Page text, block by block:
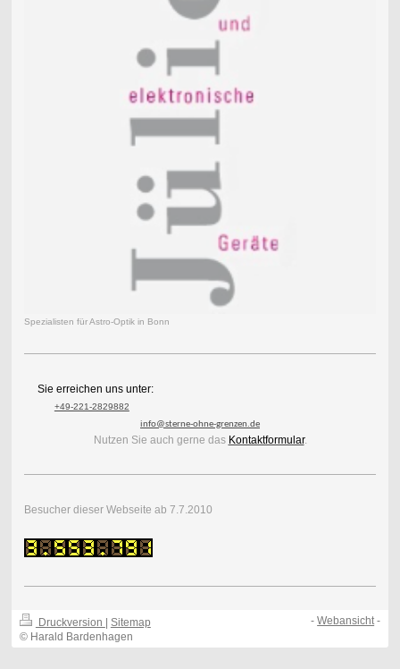
Spezialisten für Astro-Optik in Bonn
Sie erreichen uns unter:
+49-221-2829882
info@sterne-ohne-grenzen.de
Nutzen Sie auch gerne das Kontaktformular.
Besucher dieser Webseite ab 7.7.2010
Druckversion
Sitemap
© Harald Bardenhagen
-Webansicht-